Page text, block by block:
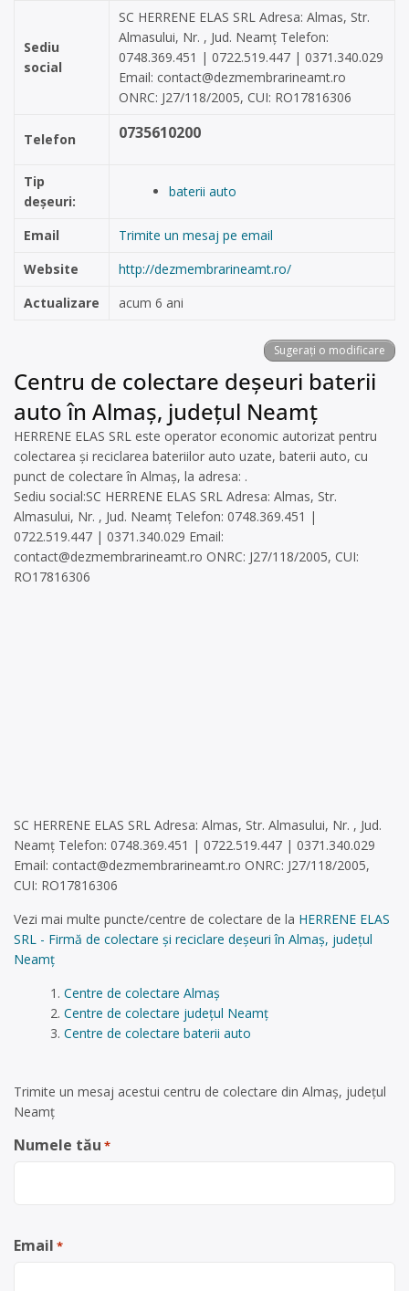
Sediu
social
SC HERRENE ELAS SRL Adresa: Almas, Str.
Almasului, Nr. , Jud. Neamț Telefon:
0748.369.451 | 0722.519.447 | 0371.340.029
Email: contact@dezmembrarineamt.ro
ONRC: J27/118/2005, CUI: RO17816306
Telefon 0735610200
Tip
deșeuri:
baterii auto
Email
Trimite un mesaj pe email
Website
http://dezmembrarineamt.ro/
Actualizare
acum 6 ani
Sugerați o modificare
Centru de colectare deșeuri baterii
auto în Almaș, județul Neamț
HERRENE ELAS SRL este operator economic autorizat pentru
colectarea și reciclarea bateriilor auto uzate, baterii auto, cu
punct de colectare în Almaș, la adresa: .
Sediu social:SC HERRENE ELAS SRL Adresa: Almas, Str.
Almasului, Nr. , Jud. Neamț Telefon: 0748.369.451 |
0722.519.447 | 0371.340.029 Email:
contact@dezmembrarineamt.ro ONRC: J27/118/2005, CUI:
RO17816306
SC HERRENE ELAS SRL Adresa: Almas, Str. Almasului, Nr. , Jud.
Neamț Telefon: 0748.369.451 | 0722.519.447 | 0371.340.029
Email: contact@dezmembrarineamt.ro ONRC: J27/118/2005,
CUI: RO17816306
Vezi mai multe puncte/centre de colectare de la HERRENE ELAS
SRL - Firmă de colectare și reciclare deșeuri în Almaș, județul
Neamț
Centre de colectare Almaș
Centre de colectare județul Neamț
Centre de colectare baterii auto
Trimite un mesaj acestui centru de colectare din Almaș, județul
Neamț
Numele tău *
Email *